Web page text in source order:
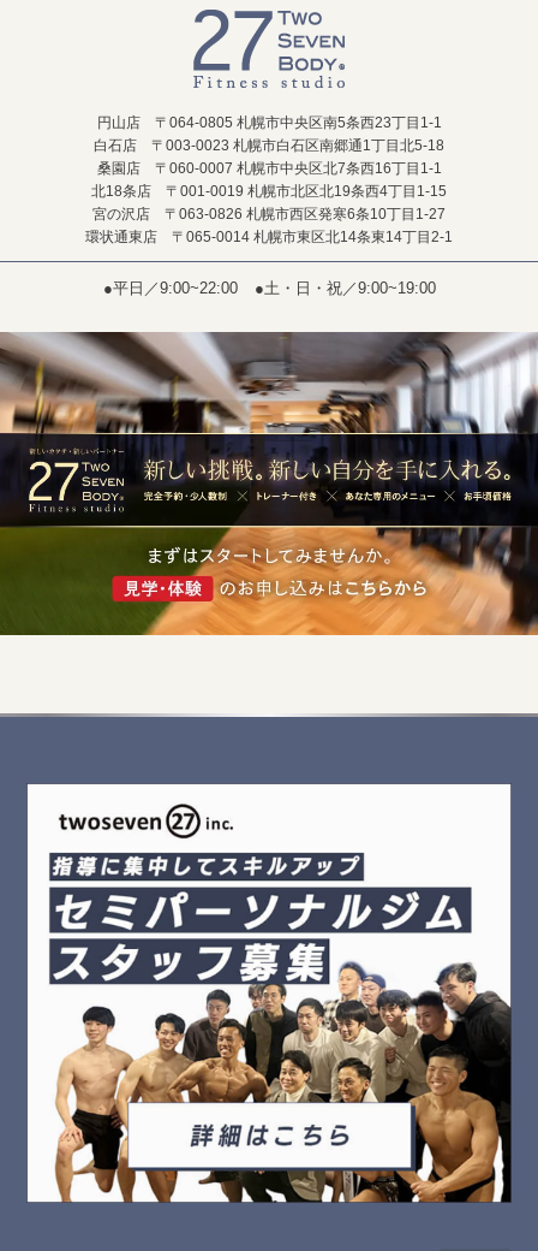
円山店 〒064-0805 札幌市中央区南5条西23丁目1-1
白石店 〒003-0023 札幌市白石区南郷通1丁目北5-18
桑園店 〒060-0007 札幌市中央区北7条西16丁目1-1
北18条店 〒001-0019 札幌市北区北19条西4丁目1-15
宮の沢店 〒063-0826 札幌市西区発寒6条10丁目1-27
環状通東店 〒065-0014 札幌市東区北14条東14丁目2-1
●平日／9:00~22:00 ●土・日・祝／9:00~19:00